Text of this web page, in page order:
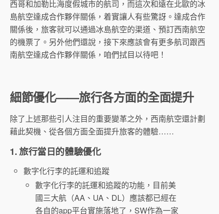
西哥和加勒比海度假城市的航司，而這次和遠在北歐的冰
島航空達成合作夥伴關係，着實讓人有些驚訝。達成合作
關係後，旅客就可以通過冰島航空的渠道、預訂西南航空
的機票了。另外他們還說，接下來應該會有更多航司跟西
南航空達成合作夥伴關係，咱們拭目以待吧！
細節優化——旅行各方面的全面提升
除了上述那些引人注目的重要變革之外，西南航空還計劃
藉此契機、從各個方面全面提升旅客的體驗……
1. 旅行當日的體驗優化
數字化行李的託運和追蹤
數字化行李的託運和追蹤的功能，目前美
國三大航（AA、UA、DL）應該都已經在
各自的app平台實施落地了，SW作為一家